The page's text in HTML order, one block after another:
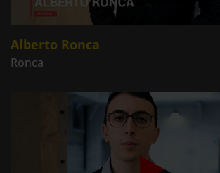
Alberto Ronca
Ronca